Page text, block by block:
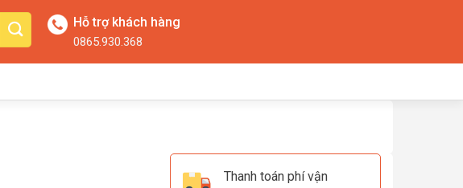
Hỗ trợ khách hàng
0865.930.368
Thanh toán phí vận